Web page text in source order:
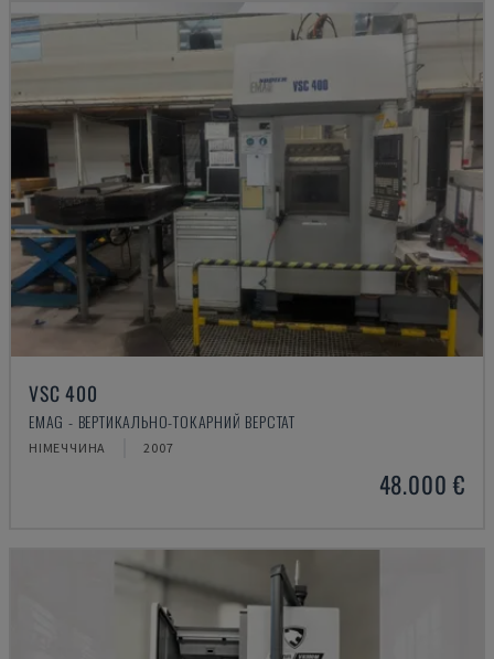
VSC 400
EMAG - ВЕРТИКАЛЬНО-ТОКАРНИЙ ВЕРСТАТ
НІМЕЧЧИНА 2007
48.000 €